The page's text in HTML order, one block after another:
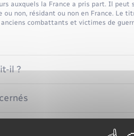
auxquels la France a pris part. Il peut
non, résidant ou non en France. Le
combattants et victimes de
il ?
demandeur au moment du